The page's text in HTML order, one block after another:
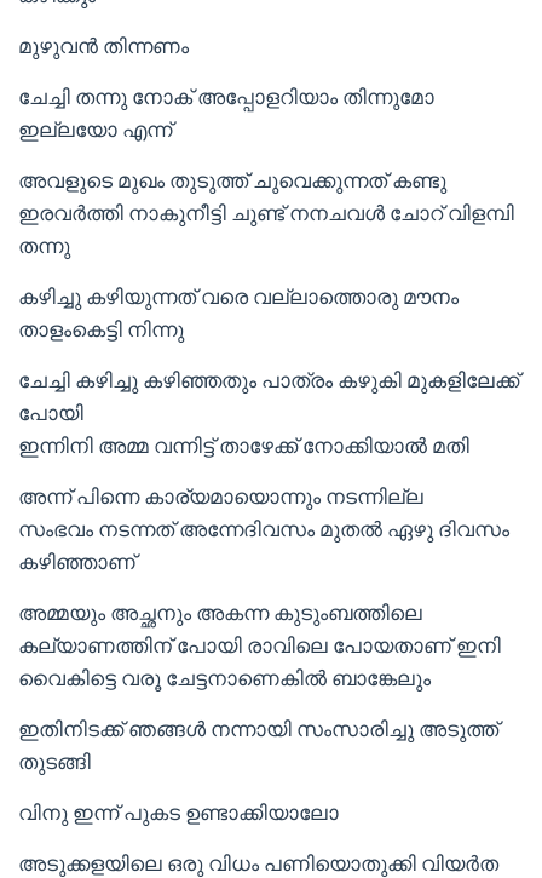
മുഴുവൻ തിന്നണം
ചേച്ചി തന്നു നോക് അപ്പോളറിയാം തിന്നുമോ
ഇല്ലയോ എന്ന്
അവളുടെ മുഖം തുടുത്ത് ചുവെക്കുന്നത് കണ്ടു
ഇരവർത്തി നാകുനീട്ടി ചുണ്ട് നനചവൾ ചോറ് വിളമ്പി
തന്നു
കഴിച്ചു കഴിയുന്നത് വരെ വല്ലാത്തൊരു മൗനം
താളംകെട്ടി നിന്നു
ചേച്ചി കഴിച്ചു കഴിഞ്ഞതും പാത്രം കഴുകി മുകളിലേക്ക്
പോയി
ഇന്നിനി അമ്മ വന്നിട്ട് താഴേക്ക് നോക്കിയാൽ മതി
അന്ന് പിന്നെ കാര്യമായൊന്നും നടന്നില്ല
സംഭവം നടന്നത് അന്നേദിവസം മുതൽ ഏഴു ദിവസം
കഴിഞ്ഞാണ്
അമ്മയും അച്ഛനും അകന്ന കുടുംബത്തിലെ
കല്യാണത്തിന് പോയി രാവിലെ പോയതാണ് ഇനി
വൈകിട്ടെ വരൂ ചേട്ടനാണെകിൽ ബാങ്കേലും
ഇതിനിടക്ക് ഞങ്ങൾ നന്നായി സംസാരിച്ചു അടുത്ത്
തുടങ്ങി
വിനു ഇന്ന് പുകട ഉണ്ടാക്കിയാലോ
അടുക്കളയിലെ ഒരു വിധം പണിയൊതുക്കി വിയർത